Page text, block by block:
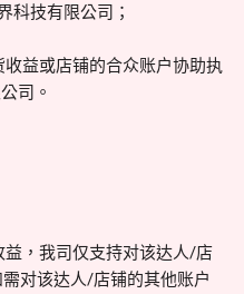
科技有限公司；
益或店铺的合众账户协助执
司。
，我司仅支持对该达人/店
对该达人/店铺的其他账户